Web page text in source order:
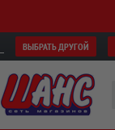
ВЫБРАТЬ ДРУГОЙ